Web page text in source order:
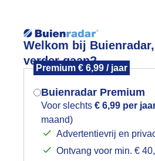
Welkom bij
verder gaan?
Premium € 6,99 / jaar
Buienradar Premium
Voor slechts € 6,99 per
maand)
Advertentievrij en
Ontvang voor min. €
Foto en video
Mogen we je locatie
het